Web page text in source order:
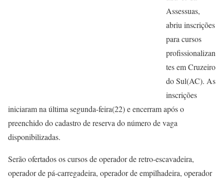
Assessuas,
abriu inscrições
para cursos
profissionalizan
tes em Cruzeiro
do Sul(AC). As
inscrições
iniciaram na última segunda-feira(22) e encerram após o
preenchido do cadastro de reserva do número de vaga
disponibilizadas.
Serão ofertados os cursos de operador de retro-escavadeira,
operador de pá-carregadeira, operador de empilhadeira, operador